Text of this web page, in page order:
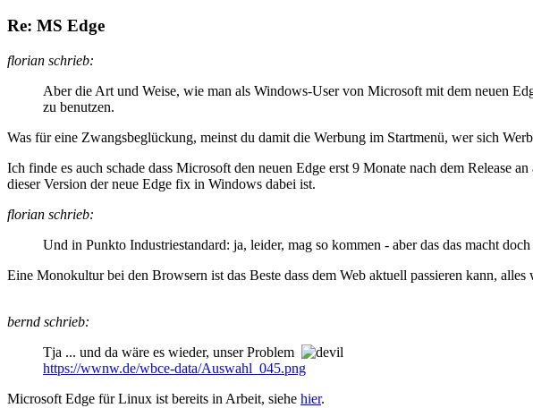
Re: MS Edge
florian schrieb:
Aber die Art und Weise, wie man als Windows-User von Microsoft mit dem neuen
zu benutzen.
Was für eine Zwangsbeglückung, meinst du damit die Werbung im Startmenü, wer sich
Ich finde es auch schade dass Microsoft den neuen Edge erst 9 Monate nach dem Release
dieser Version der neue Edge fix in Windows dabei ist.
florian schrieb:
Und in Punkto Industriestandard: ja, leider, mag so kommen - aber das das macht
Eine Monokultur bei den Browsern ist das Beste dass dem Web aktuell passieren kann, alles
bernd schrieb:
Tja ... und da wäre es wieder, unser Problem
https://wwnw.de/wbce-data/Auswahl_045.png
Microsoft Edge für Linux ist bereits in Arbeit, siehe hier.